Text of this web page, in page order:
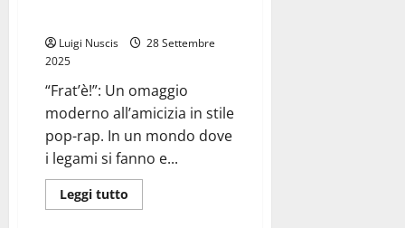
Luigi Nuscis
28 Settembre
2025
“Frat’è!”: Un omaggio
moderno all’amicizia in stile
pop-rap. In un mondo dove
i legami si fanno e...
Leggi tutto
di